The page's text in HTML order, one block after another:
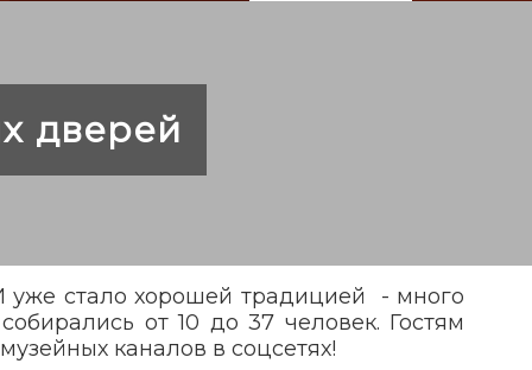
дверей
уже стало хорошей традицией - много
от 10 до 37 человек. Гостям
каналов в соцсетях!